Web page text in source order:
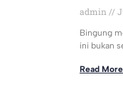
admin
Bingung
ini bukan
Read